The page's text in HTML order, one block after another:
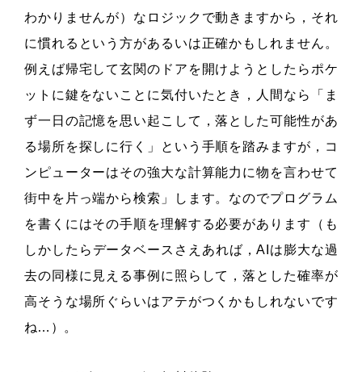
わかりませんが）なロジックで動きますから，それ
に慣れるという方があるいは正確かもしれません。
例えば帰宅して玄関のドアを開けようとしたらポケ
ットに鍵をないことに気付いたとき，人間なら「ま
ず一日の記憶を思い起こして，落とした可能性があ
る場所を探しに行く」という手順を踏みますが，コ
ンピューターはその強大な計算能力に物を言わせて
街中を片っ端から検索」します。なのでプログラム
を書くにはその手順を理解する必要があります（も
しかしたらデータベースさえあれば，AIは膨大な過
去の同様に見える事例に照らして，落とした確率が
高そうな場所ぐらいはアテがつくかもしれないです
ね…）。